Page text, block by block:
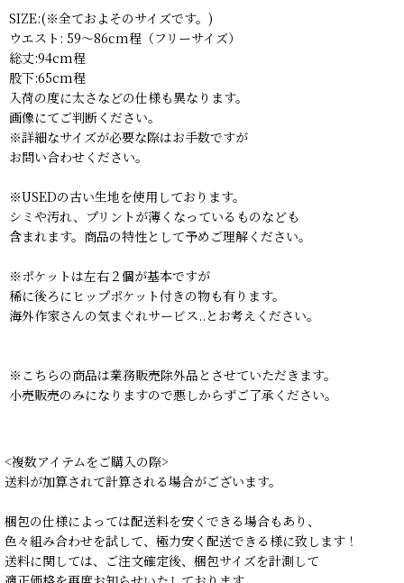
SIZE:(※全ておよそのサイズです。)
ウエスト: 59〜86cm程（フリーサイズ）
総丈:94cm程
股下:65cm程
入荷の度に太さなどの仕様も異なります。
画像にてご判断ください。
※詳細なサイズが必要な際はお手数ですが
お問い合わせください。
※USEDの古い生地を使用しております。
シミや汚れ、プリントが薄くなっているものなども
含まれます。商品の特性として予めご理解ください。
※ポケットは左右２個が基本ですが
稀に後ろにヒップポケット付きの物も有ります。
海外作家さんの気まぐれサービス..とお考えください。
※こちらの商品は業務販売除外品とさせていただきます。
小売販売のみになりますので悪しからずご了承ください。
<複数アイテムをご購入の際>
送料が加算されて計算される場合がございます。
梱包の仕様によっては配送料を安くできる場合もあり、
色々組み合わせを試して、極力安く配送できる様に致します！
送料に関しては、ご注文確定後、梱包サイズを計測して